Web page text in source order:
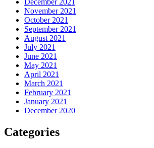
December 2021
November 2021
October 2021
September 2021
August 2021
July 2021
June 2021
May 2021
April 2021
March 2021
February 2021
January 2021
December 2020
Categories